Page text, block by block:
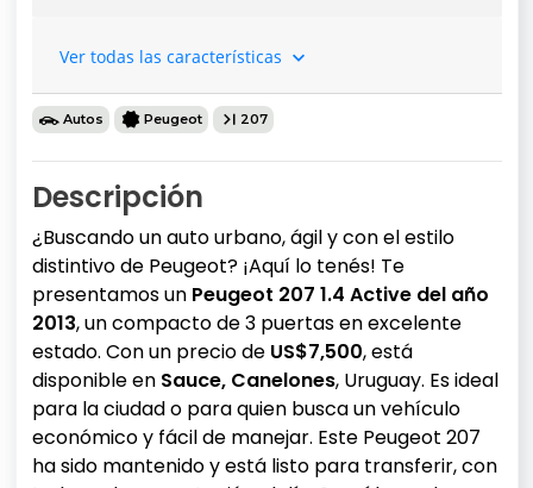
Ver todas las características
Autos Peugeot 207
Descripción
¿Buscando un auto urbano, ágil y con el estilo
distintivo de Peugeot? ¡Aquí lo tenés! Te
presentamos un Peugeot 207 1.4 Active del año
2013, un compacto de 3 puertas en excelente
estado. Con un precio de US$7,500, está
disponible en Sauce, Canelones, Uruguay. Es ideal
para la ciudad o para quien busca un vehículo
económico y fácil de manejar. Este Peugeot 207
ha sido mantenido y está listo para transferir, con